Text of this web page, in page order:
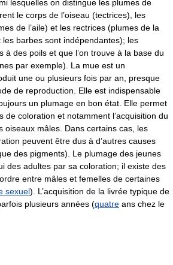
lesquelles on distingue les plumes de
le corps de l’oiseau (tectrices), les
de l’aile) et les rectrices (plumes de la
barbes sont indépendantes); les
à des poils et que l’on trouve à la base du
par exemple). La mue est un
une ou plusieurs fois par an, presque
de reproduction. Elle est indispensable
un plumage en bon état. Elle permet
de coloration et notamment l’acquisition du
oiseaux mâles. Dans certains cas, les
peuvent être dus à d’autres causes
des pigments). Le plumage des jeunes
des adultes par sa coloration; il existe des
entre mâles et femelles de certaines
sexuel). L’acquisition de la livrée typique de
plusieurs années (quatre ans chez le